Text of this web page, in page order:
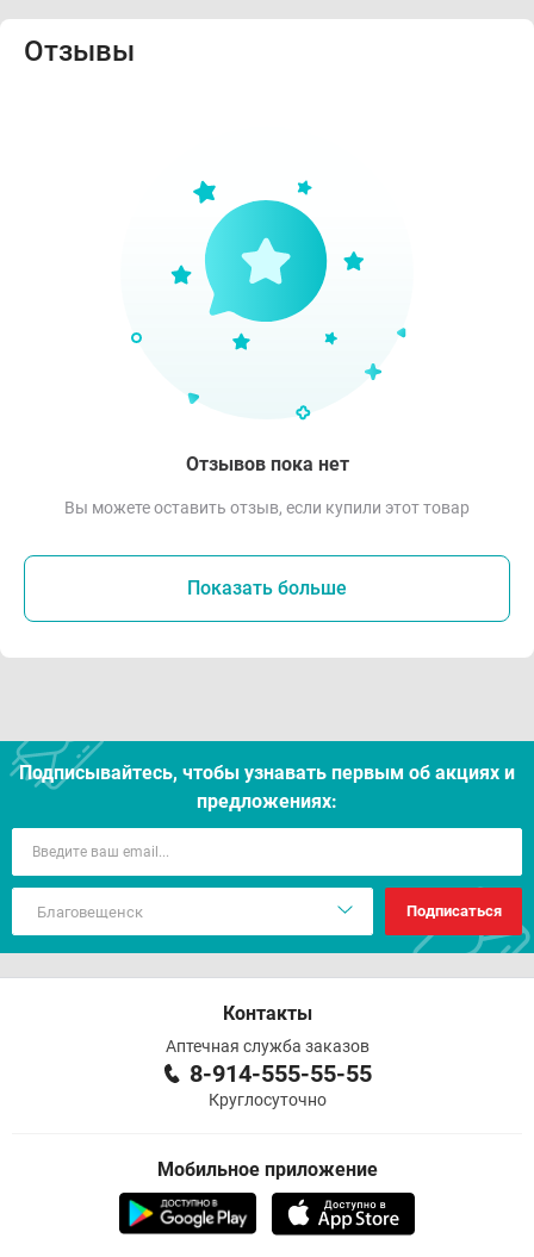
Отзывы
Отзывов пока нет
Вы можете оставить отзыв, если купили этот товар
Показать больше
Подписывайтесь, чтобы узнавать первым об акцияx и
предложениях:
Подписаться
Контакты
Аптечная служба заказов
8-914-555-55-55
Круглосуточно
Мобильное приложение